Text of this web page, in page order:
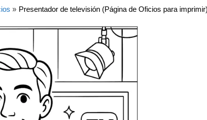
» Presentador de televisión (Página de Oficios para imprimir)